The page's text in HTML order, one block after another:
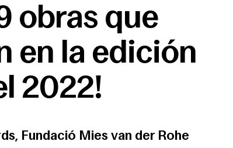
obras que
en la edición
2022!
Fundació Mies van der Rohe